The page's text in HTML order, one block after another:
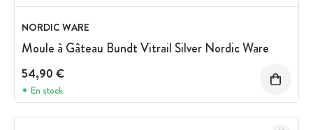
NORDIC WARE
Moule à Gâteau Bundt Vitrail Silver Nordic Ware
54,90 €
En stock